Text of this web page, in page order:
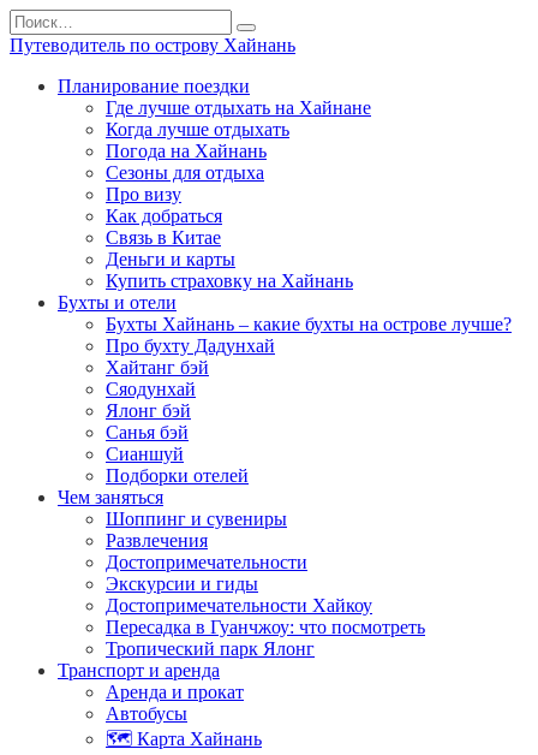
Перейти
к
содержанию
Search
for:
Путеводитель по острову Хайнань
Планирование поездки
Где лучше отдыхать на Хайнане
Когда лучше отдыхать
Погода на Хайнань
Сезоны для отдыха
Про визу
Как добраться
Связь в Китае
Деньги и карты
Купить страховку на Хайнань
Бухты и отели
Бухты Хайнань – какие бухты на острове лучше?
Про бухту Дадунхай
Хайтанг бэй
Сяодунхай
Ялонг бэй
Санья бэй
Сианшуй
Подборки отелей
Чем заняться
Шоппинг и сувениры
Развлечения
Достопримечательности
Экскурсии и гиды
Достопримечательности Хайкоу
Пересадка в Гуанчжоу: что посмотреть
Тропический парк Ялонг
Транспорт и аренда
Аренда и прокат
Автобусы
🗺️ Карта Хайнань